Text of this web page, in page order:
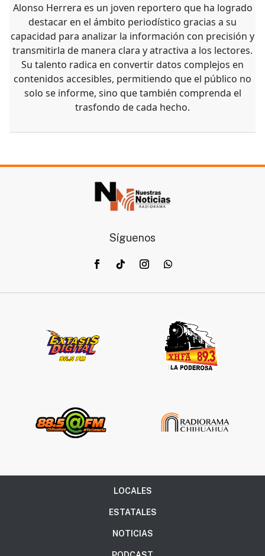
Alonso Herrera es un joven reportero que ha logrado
destacar en el ámbito periodístico gracias a su
capacidad para analizar la información con precisión y
transmitirla de manera clara y atractiva a los lectores.
Su talento radica en convertir datos complejos en
contenidos accesibles, permitiendo que el público no
solo se informe, sino que también comprenda el
trasfondo de cada hecho.
Síguenos
LOCALES
ESTATALES
NOTICIAS